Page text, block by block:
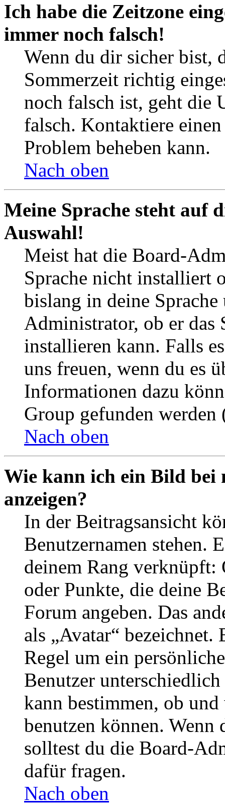
Ich habe die Zeitzone
immer noch falsch!
Wenn du dir sicher bist,
Sommerzeit richtig
noch falsch ist, geht die
falsch. Kontaktiere
Problem beheben kann.
Nach oben
Meine Sprache steht auf
Auswahl!
Meist hat die Board-
Sprache nicht installiert
bislang in deine
Administrator, ob er das
installieren kann. Falls
uns freuen, wenn du es
Informationen dazu
Group gefunden
Nach oben
Wie kann ich ein Bild bei
anzeigen?
In der Beitragsansicht
Benutzernamen stehen.
deinem Rang verknüpft:
oder Punkte, die deine
Forum angeben. Das
als „Avatar“
Regel um ein
Benutzer
kann bestimmen, ob
benutzen können. Wenn
solltest du die Board-
dafür fragen.
Nach oben